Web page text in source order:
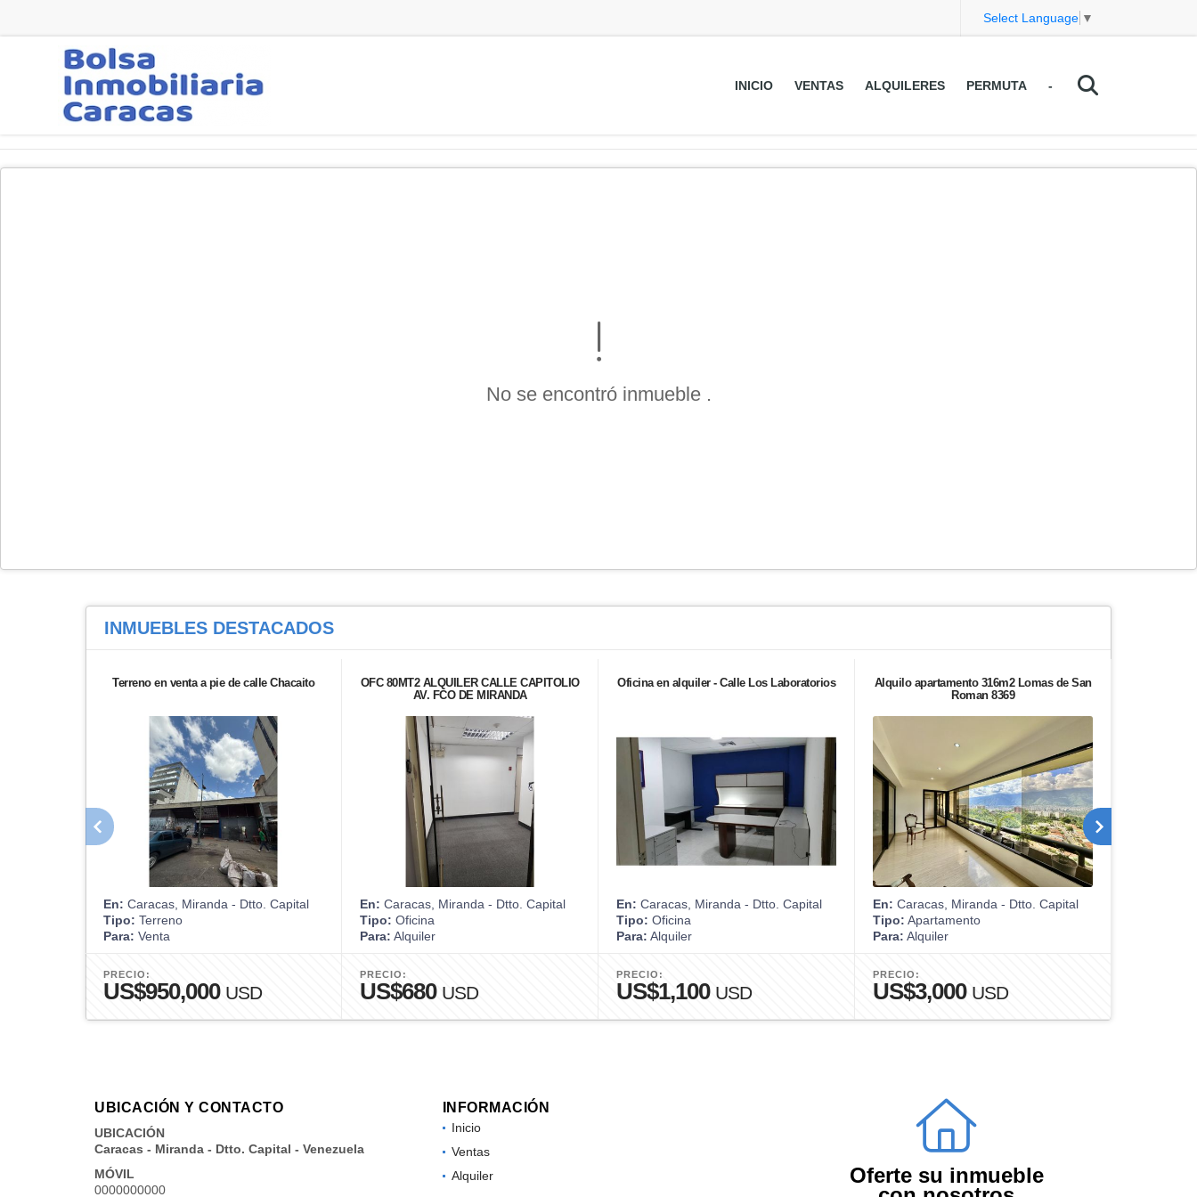
Select Language ▼
INICIO VENTAS ALQUILERES PERMUTA -
No se encontró inmueble .
INMUEBLES DESTACADOS
Terreno en venta a pie de calle Chacaito
En: Caracas, Miranda - Dtto. Capital
Tipo: Terreno
Para: Venta
PRECIO:
US$950,000 USD
OFC 80MT2 ALQUILER CALLE CAPITOLIO
AV. FCO DE MIRANDA
En: Caracas, Miranda - Dtto. Capital
Tipo: Oficina
Para: Alquiler
PRECIO:
US$680 USD
Oficina en alquiler - Calle Los Laboratorios
En: Caracas, Miranda - Dtto. Capital
Tipo: Oficina
Para: Alquiler
PRECIO:
US$1,100 USD
Alquilo apartamento 316m2 Lomas de San
Roman 8369
En: Caracas, Miranda - Dtto. Capital
Tipo: Apartamento
Para: Alquiler
PRECIO:
US$3,000 USD
UBICACIÓN Y CONTACTO
UBICACIÓN
Caracas - Miranda - Dtto. Capital - Venezuela
MÓVIL
0000000000
INFORMACIÓN
Inicio
Ventas
Alquiler
Oferte su inmueble